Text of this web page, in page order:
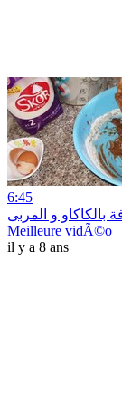
6:45
و المربى
Meilleure vidÃ©o
il y a 8 ans